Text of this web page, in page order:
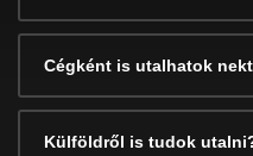
Cégként is utalhatok
Külföldről is tudok